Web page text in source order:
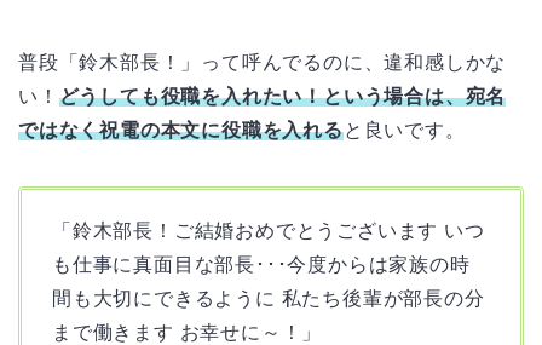
普段「鈴木部長！」って呼んでるのに、違和感しかな
い！ どうしても役職を入れたい！という場合は、宛名
ではなく祝電の本文に役職を入れると良いです。
「鈴木部長！ご結婚おめでとうございます いつ
も仕事に真面目な部長･･･今度からは家族の時
間も大切にできるように 私たち後輩が部長の分
まで働きます お幸せに～！」